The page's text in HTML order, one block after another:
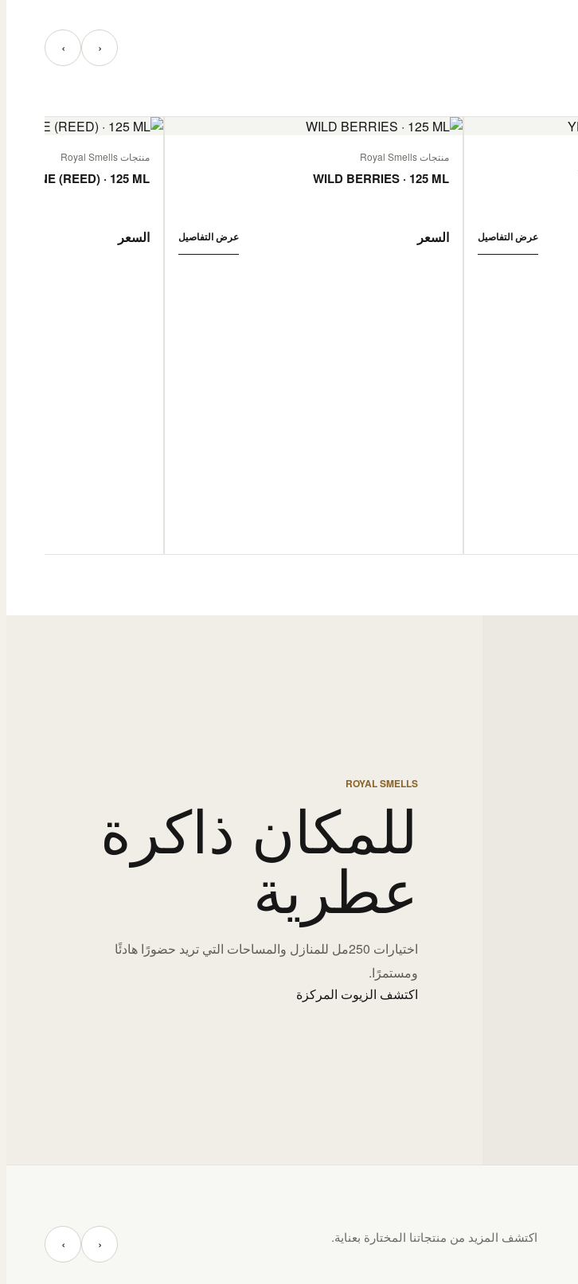
‹ ›
عرض التفاصيل
منتجات Royal Smells
WILD BERRIES · 125 ML
السعر عرض التفاصيل
منتجات Royal Smells
(REED) · 125 ML
السعر
ROYAL SMELLS
للمكان ذاكرة
عطرية
اختيارات 250مل للمنازل والمساحات التي تريد حضورًا هادئًا
ومستمرًا.
اكتشف الزيوت المركزة
اكتشف المزيد من منتجاتنا المختارة بعناية. ‹ ›